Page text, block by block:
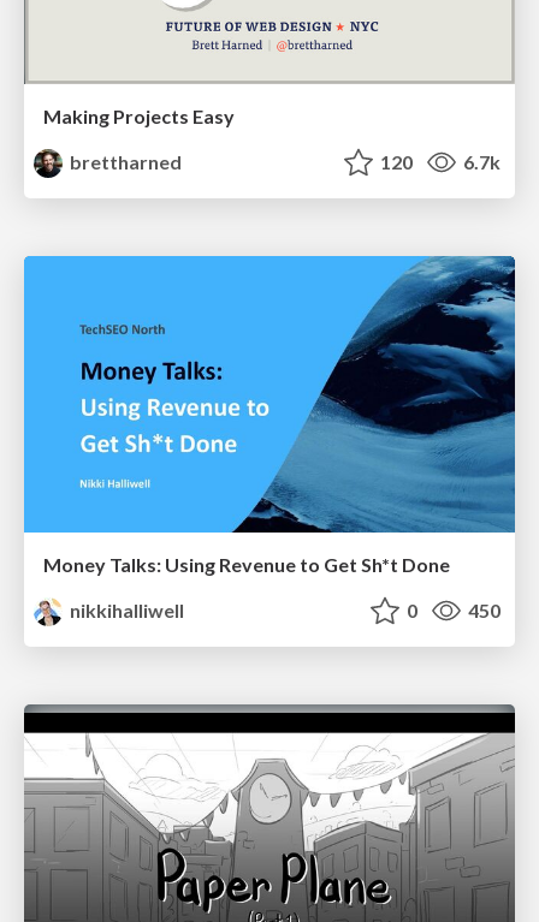
Making Projects Easy
brettharned
120 6.7k
Money Talks: Using Revenue to Get Sh*t Done
nikkihalliwell
0 450